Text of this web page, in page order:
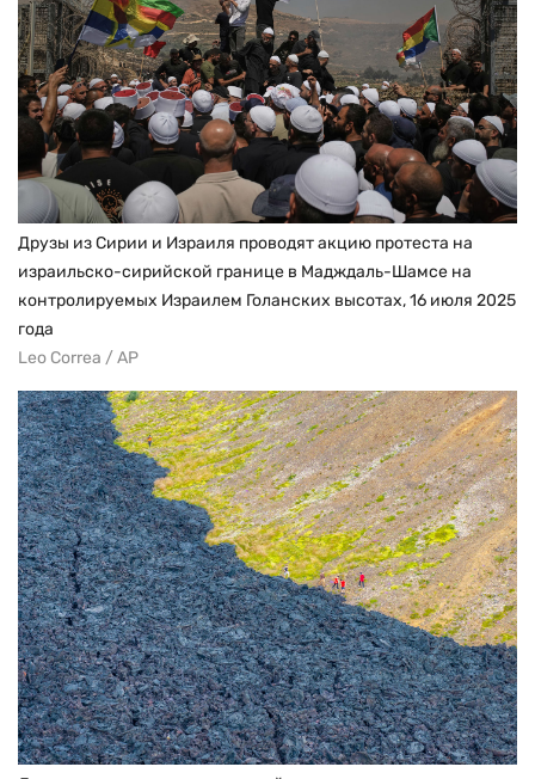
Друзы из Сирии и Израиля проводят акцию протеста на
израильско-сирийской границе в Мадждаль-Шамсе на
контролируемых Израилем Голанских высотах, 16 июля 2025
года
Leo Correa / AP